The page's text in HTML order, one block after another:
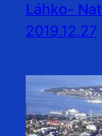
Láhko-
2019.12.27